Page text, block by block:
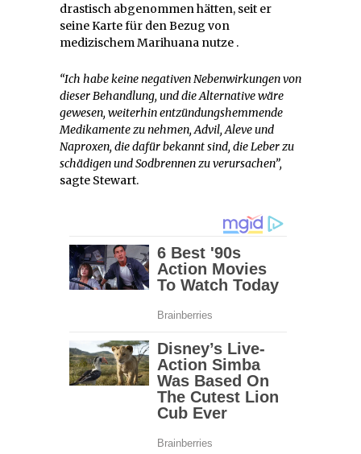
drastisch abgenommen hätten, seit er
seine Karte für den Bezug von
medizischem Marihuana nutze .
“Ich habe keine negativen Nebenwirkungen von
dieser Behandlung, und die Alternative wäre
gewesen, weiterhin entzündungshemmende
Medikamente zu nehmen, Advil, Aleve und
Naproxen, die dafür bekannt sind, die Leber zu
schädigen und Sodbrennen zu verursachen”,
sagte Stewart.